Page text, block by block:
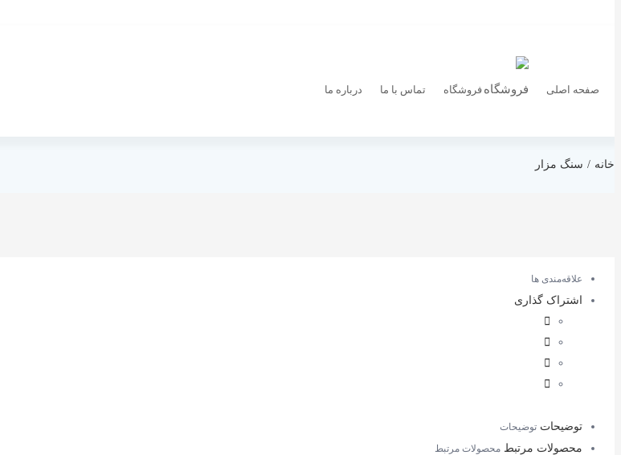
صفحه اصلی فروشگاه تماس با ما درباره ما
خانه سنگ مزار
علاقه‌مندی ها
اشتراک گذاری
توضیحات توضیحات
محصولات مرتبط محصولات مرتبط